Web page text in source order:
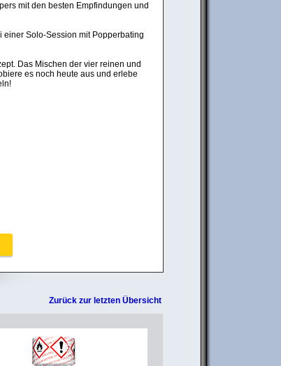
mit den besten Empfindungen und
Solo-Session mit Popperbating
Das Mischen der vier reinen und
es noch heute aus und erlebe
Zurück zur letzten Übersicht